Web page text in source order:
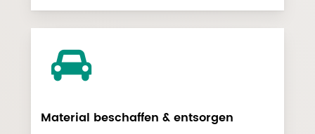
Material beschaffen & entsorgen